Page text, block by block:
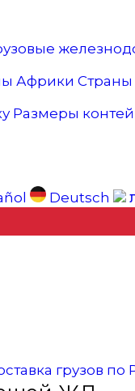
Африки Страны
Размеры
Deutsch
грузов по